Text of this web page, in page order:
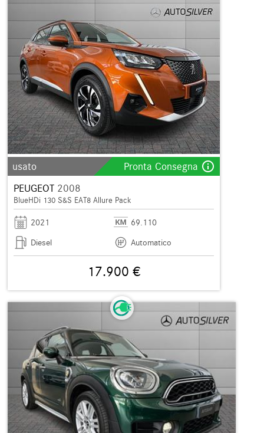
usato Pronta Consegna info_outline
PEUGEOT 2008
BlueHDi 130 S&S EAT8 Allure Pack
2021
69.110
Diesel
Automatico
17.900 €